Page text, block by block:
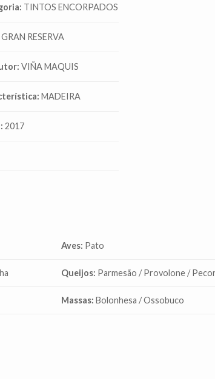
TINTOS ENCORPADOS
GRAN RESERVA
VIÑA MAQUIS
MADEIRA
2017
Aves: Pato
Queijos: Parmesão / Provolone /
Massas: Bolonhesa / Ossobuco